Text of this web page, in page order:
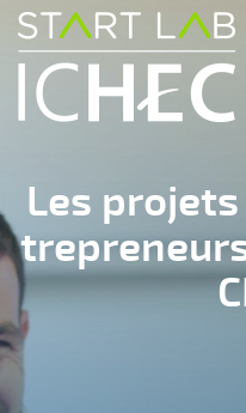
Aller au contenu
Les